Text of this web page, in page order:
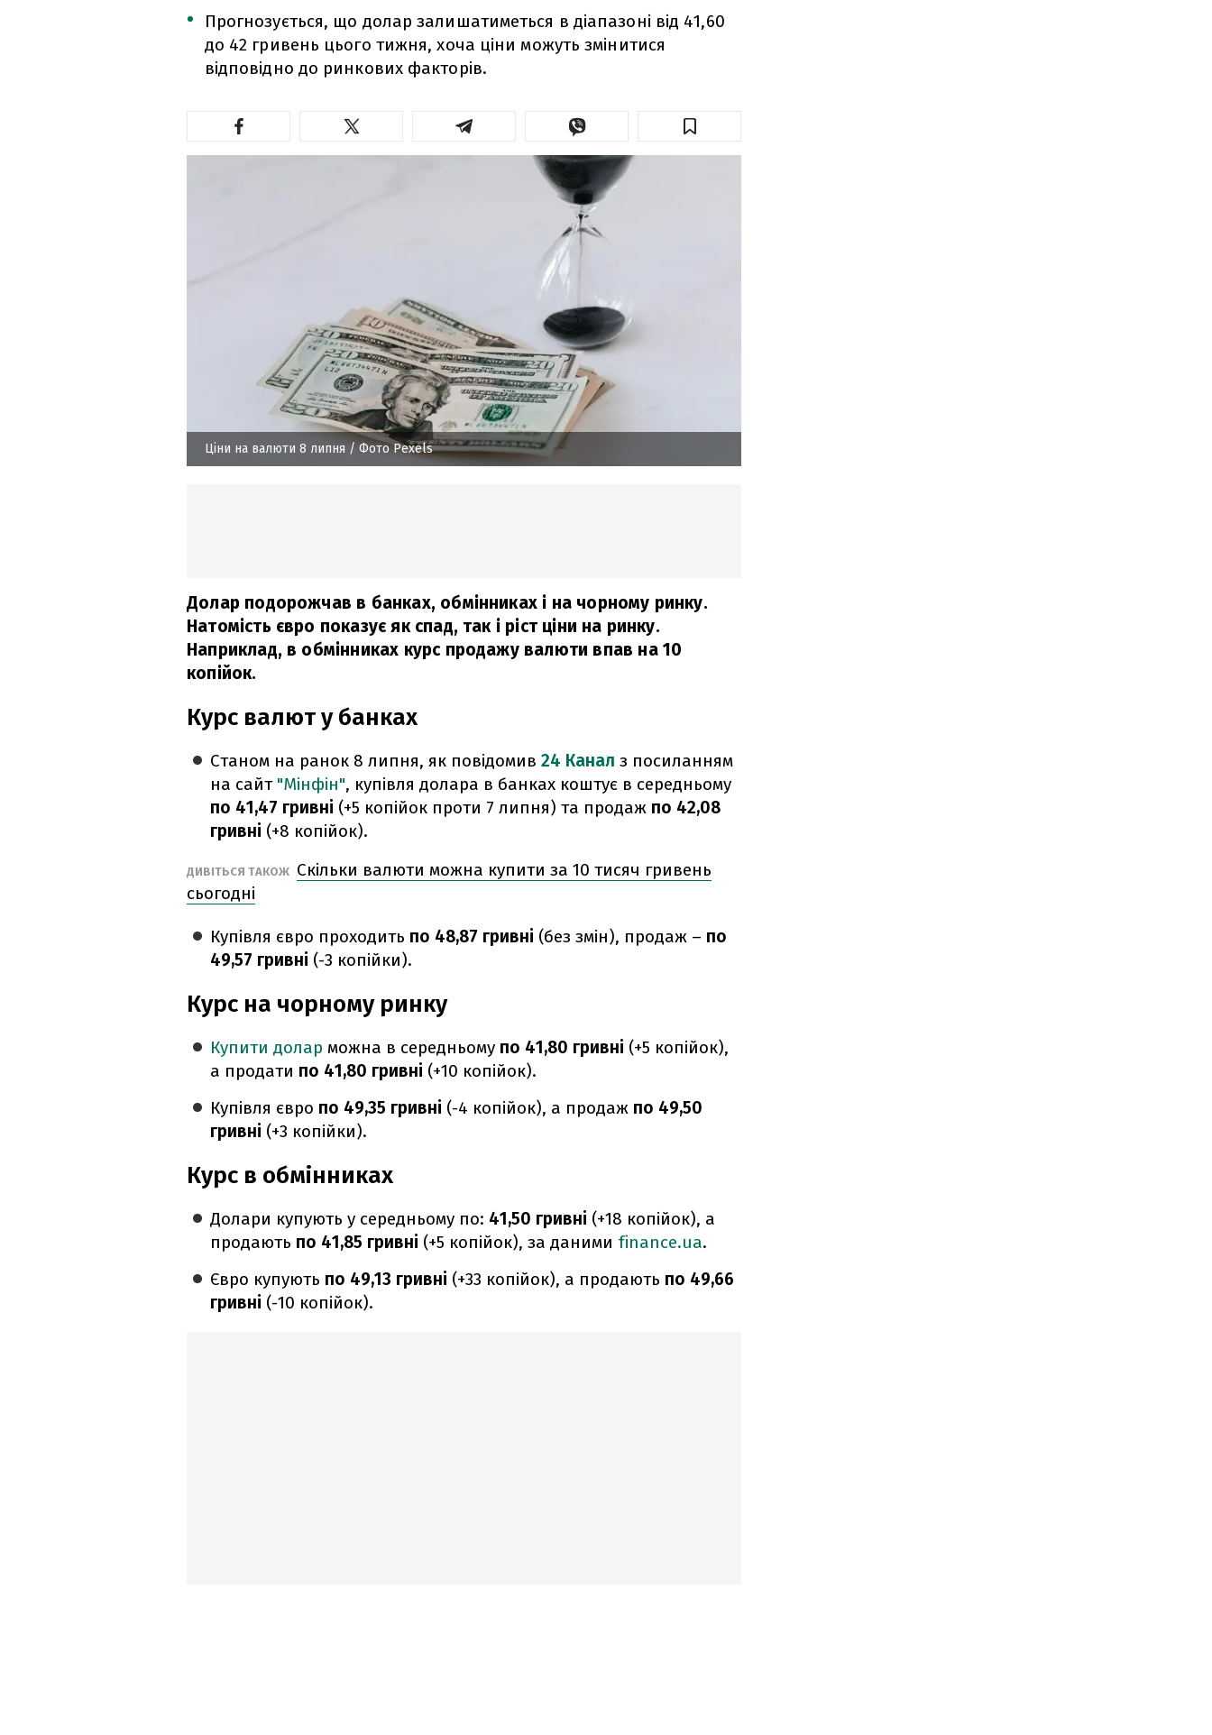
Прогнозується, що долар залишатиметься в діапазоні від 41,60
до 42 гривень цього тижня, хоча ціни можуть змінитися
відповідно до ринкових факторів.
Ціни на валюти 8 липня / Фото Pexels
Долар подорожчав в банках, обмінниках і на чорному ринку.
Натомість євро показує як спад, так і ріст ціни на ринку.
Наприклад, в обмінниках курс продажу валюти впав на 10
копійок.
Курс валют у банках
Станом на ранок 8 липня, як повідомив24 Канал з посиланням
на сайт "Мінфін", купівля долара в банках коштує в середньому
по 41,47 гривні (+5 копійок проти 7 липня) та продаж по 42,08
гривні (+8 копійок).
ДИВІТЬСЯ ТАКОЖ Скільки валюти можна купити за 10 тисяч гривень
сьогодні
Купівля євро проходить по 48,87 гривні (без змін), продаж – по
49,57 гривні (-3 копійки).
Курс на чорному ринку
Купити долар можна в середньому по 41,80 гривні (+5 копійок),
а продати по 41,80 гривні (+10 копійок).
Купівля євро по 49,35 гривні (-4 копійок), а продаж по 49,50
гривні (+3 копійки).
Курс в обмінниках
Долари купують у середньому по: 41,50 гривні (+18 копійок), а
продають по 41,85 гривні (+5 копійок), за даними finance.ua.
Євро купують по 49,13 гривні (+33 копійок), а продають по 49,66
гривні (-10 копійок).